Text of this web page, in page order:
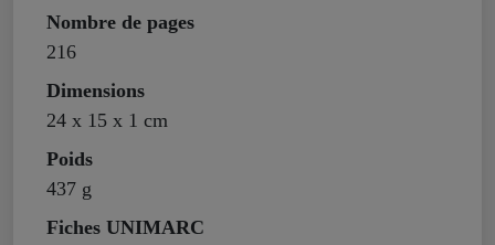
Nombre de pages
216
Dimensions
24 x 15 x 1 cm
Poids
437 g
Fiches UNIMARC